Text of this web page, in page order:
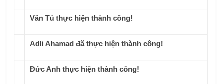
Văn Tú thực hiện thành công!
Adli Ahamad đã thực hiện thành công!
Đức Anh thực hiện thành công!